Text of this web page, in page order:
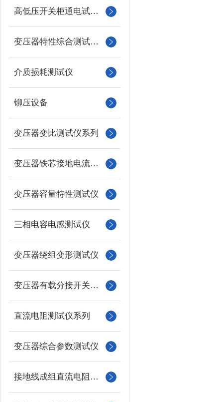
高低压开关柜通电试验台
变压器特性综合测试台系列
介质损耗测试仪
铆压设备
变压器变比测试仪系列
变压器铁芯接地电流测试仪
变压器容量特性测试仪
三相电容电感测试仪
变压器绕组变形测试仪
变压器有载分接开关测试仪
直流电阻测试仪系列
变压器综合参数测试仪
接地线成组直流电阻测试仪